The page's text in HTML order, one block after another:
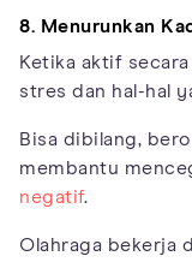
8. Menurunkan
Ketika aktif
stres dan hal-hal
Bisa dibilang,
membantu
negatif.
Olahraga bekerja